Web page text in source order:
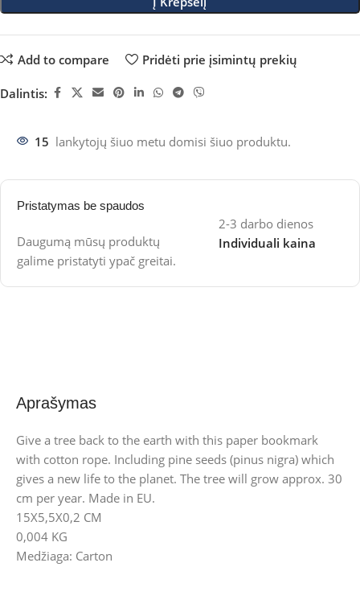
Add to compare Pridėti prie įsimintų prekių
Dalintis:
15 lankytojų šiuo metu domisi šiuo produktu.
Pristatymas be spaudos
Daugumą mūsų produktų
galime pristatyti ypač greitai.
2-3 darbo dienos
Individuali kaina
Aprašymas
Give a tree back to the earth with this paper bookmark
with cotton rope. Including pine seeds (pinus nigra) which
gives a new life to the planet. The tree will grow approx. 30
cm per year. Made in EU.
15X5,5X0,2 CM
0,004 KG
Medžiaga: Carton